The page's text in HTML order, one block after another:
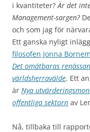
i kvantiteter?Är det
Management-sargen?
och som jag för
Ett ganska nyligt
filosofen Jonna
Det omätbaras
världsherravälde. Ett
är Nya
offentliga sektorn av
Nå, tillbaka till